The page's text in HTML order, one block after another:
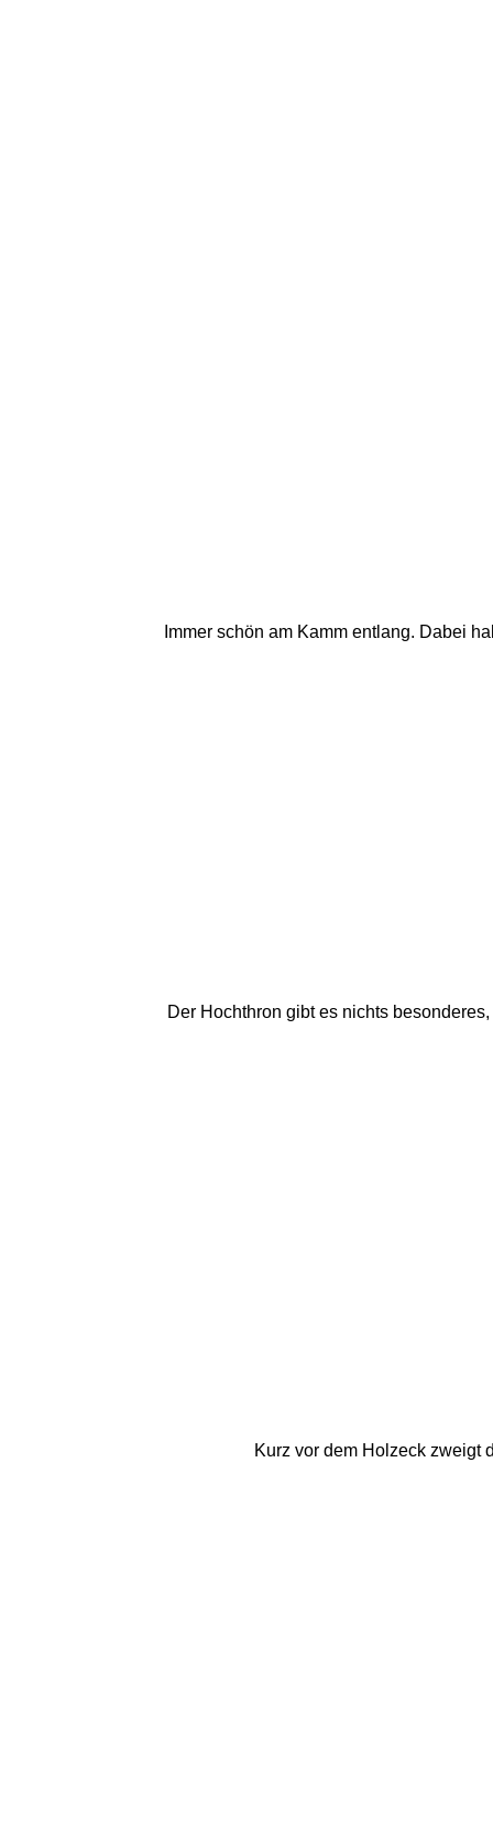
Immer schön am Kamm entlang. Dabei
Der Hochthron gibt es nichts
Kurz vor dem Holzeck zweigt